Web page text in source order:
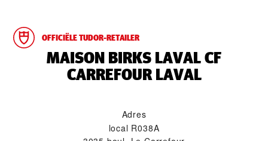
OFFICIËLE TUDOR-RETAILER
‭MAISON BIRKS LAVAL CF
CARREFOUR LAVAL‬
Adres
local R038A